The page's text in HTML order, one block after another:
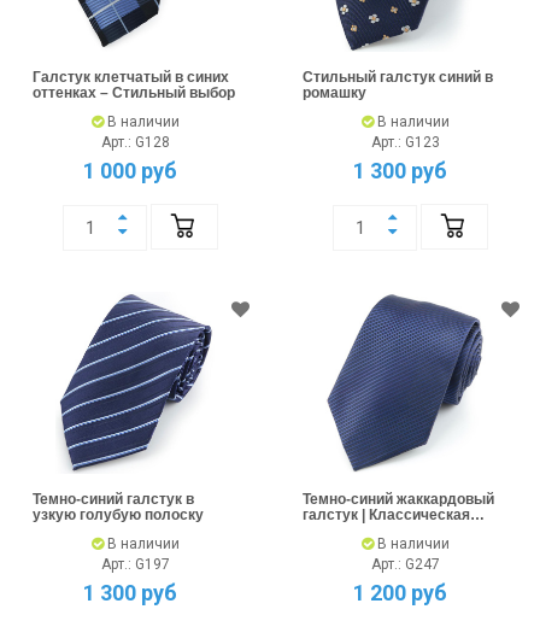
Галстук клетчатый в синих
оттенках – Стильный выбор
В наличии
Арт.: G128
1 000 руб
Стильный галстук синий в
ромашку
В наличии
Арт.: G123
1 300 руб
Темно-синий галстук в
узкую голубую полоску
В наличии
Арт.: G197
1 300 руб
Темно-синий жаккардовый
галстук | Классическая
В наличии
Арт.: G247
1 200 руб